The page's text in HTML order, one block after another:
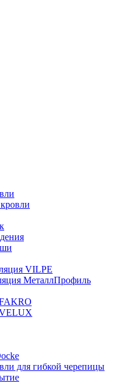
VILPE
МеталлПрофиль
для гибкой черепицы